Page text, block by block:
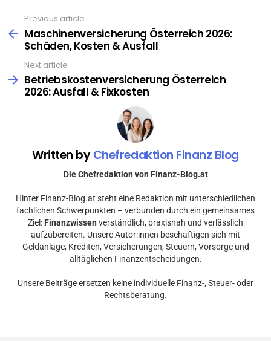
more
Previous article
Maschinenversicherung Österreich 2026:
Schäden, Kosten & Ausfall
Next article
Betriebskostenversicherung Österreich
2026: Ausfall & Fixkosten
Written byChefredaktion Finanz Blog
Die Chefredaktion von Finanz-Blog.at
Hinter Finanz-Blog.at steht eine Redaktion mit unterschiedlichen
fachlichen Schwerpunkten – verbunden durch ein gemeinsames
Ziel: Finanzwissen verständlich, praxisnah und verlässlich
aufzubereiten. Unsere Autor:innen beschäftigen sich mit
Geldanlage, Krediten, Versicherungen, Steuern, Vorsorge und
alltäglichen Finanzentscheidungen.
Unsere Beiträge ersetzen keine individuelle Finanz-, Steuer- oder
Rechtsberatung.